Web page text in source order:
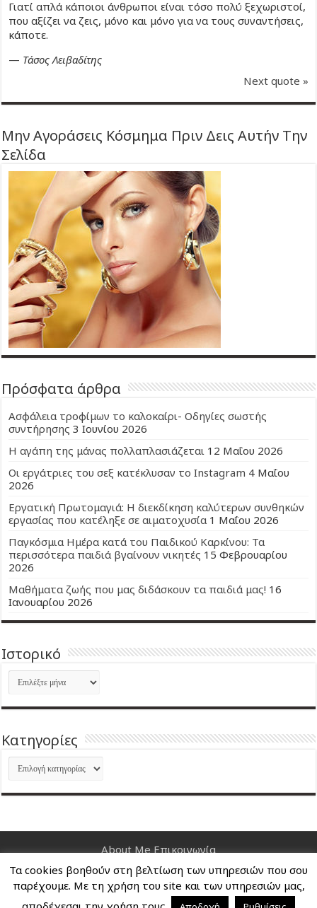
Γιατί απλά κάποιοι άνθρωποι είναι τόσο πολύ ξεχωριστοί,
που αξίζει να ζεις, μόνο και μόνο για να τους συναντήσεις,
κάποτε.
— Τάσος Λειβαδίτης
Next quote »
Μην Αγοράσεις Κόσμημα Πριν Δεις Αυτήν Την
Σελίδα
Πρόσφατα άρθρα
Ασφάλεια τροφίμων το καλοκαίρι- Οδηγίες σωστής
συντήρησης 3 Ιουνίου 2026
Η αγάπη της μάνας πολλαπλασιάζεται 12 Μαΐου 2026
Οι εργάτριες του σεξ κατέκλυσαν το Instagram 4 Μαΐου
2026
Εργατική Πρωτομαγιά: Η διεκδίκηση καλύτερων συνθηκών
εργασίας που κατέληξε σε αιματοχυσία 1 Μαΐου 2026
Παγκόσμια Ημέρα κατά του Παιδικού Καρκίνου: Τα
περισσότερα παιδιά βγαίνουν νικητές 15 Φεβρουαρίου
2026
Μαθήματα ζωής που μας διδάσκουν τα παιδιά μας! 16
Ιανουαρίου 2026
Ιστορικό
Ιστορικό
Kατηγορίες
Kατηγορίες
About Me Επικοινωνία
Nancy's Blog © Copyright 2026, All Rights Reserved
Τα cookies βοηθούν στη βελτίωση των υπηρεσιών που σου
παρέχουμε. Με τη χρήση του site και των υπηρεσιών μας,